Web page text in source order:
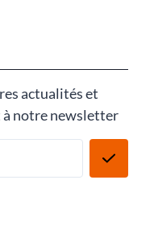
actualités et
à notre newsletter